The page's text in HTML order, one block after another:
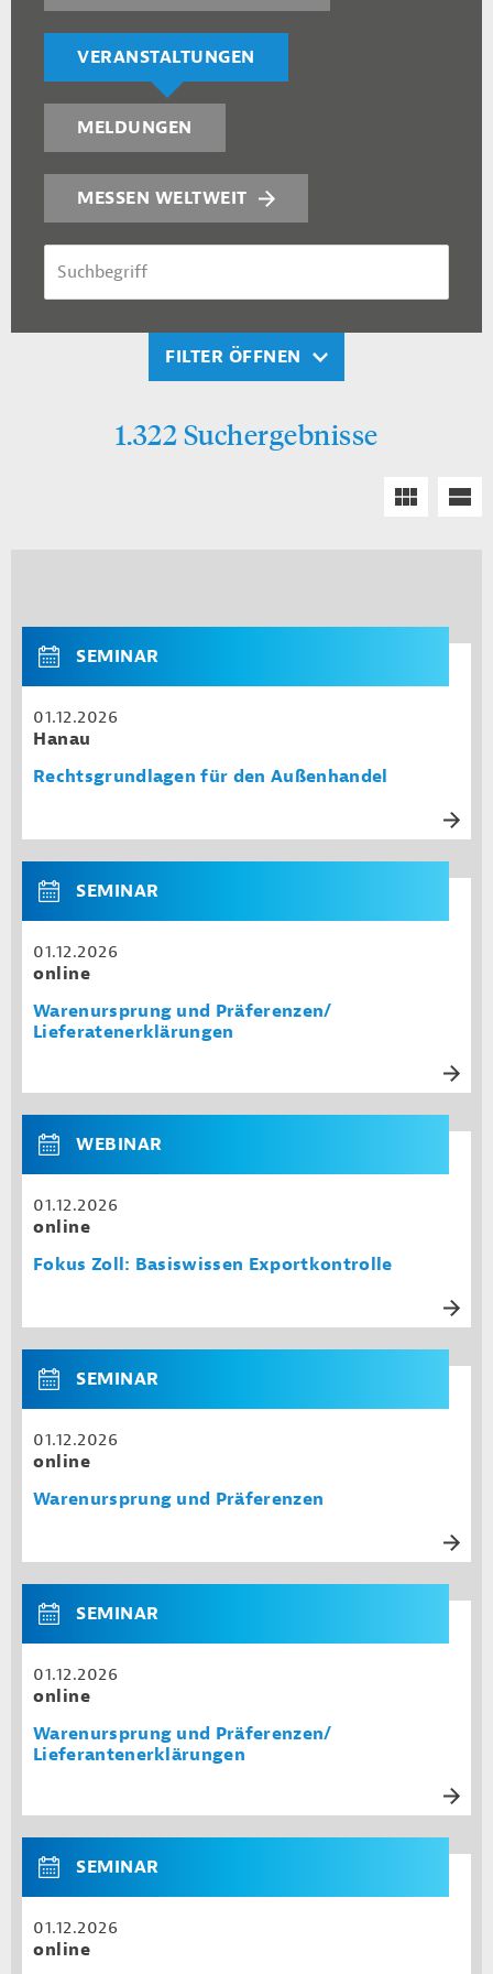
VERANSTALTUNGEN
MELDUNGEN
MESSEN WELTWEIT
FILTER ÖFFNEN
1.322 Suchergebnisse
SEMINAR
01.12.2026
Hanau
Rechtsgrundlagen für den Außenhandel
SEMINAR
01.12.2026
online
Warenursprung und Präferenzen/
Lieferatenerklärungen
WEBINAR
01.12.2026
online
Fokus Zoll: Basiswissen Exportkontrolle
SEMINAR
01.12.2026
online
Warenursprung und Präferenzen
SEMINAR
01.12.2026
online
Warenursprung und Präferenzen/
Lieferantenerklärungen
SEMINAR
01.12.2026
online